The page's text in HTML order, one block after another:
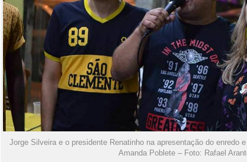
Jorge Silveira e o presidente Renatinho na apresentação do enredo
Amanda Poblete – Foto: Rafael